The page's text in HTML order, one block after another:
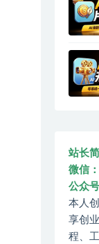
站长
微信
公众
本人
享创
程、